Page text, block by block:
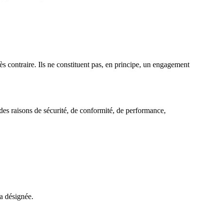
contraire. Ils ne constituent pas, en principe, un engagement
raisons de sécurité, de conformité, de performance,
désignée.